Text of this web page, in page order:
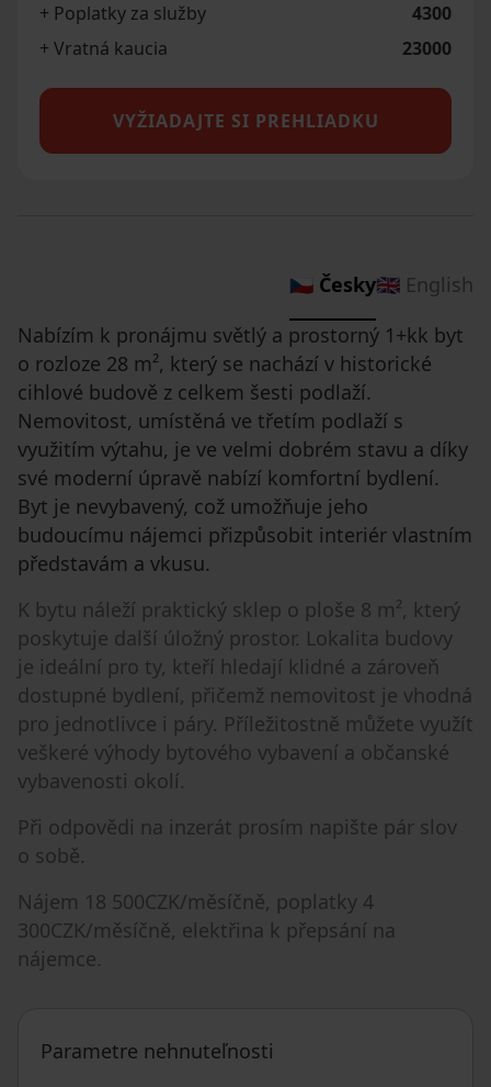
+ Poplatky za služby
4300
+ Vratná kaucia
23000
VYŽIADAJTE SI PREHLIADKU
🇨🇿 Česky🇬🇧 English
Nabízím k pronájmu světlý a prostorný 1+kk byt
o rozloze 28 m², který se nachází v historické
cihlové budově z celkem šesti podlaží.
Nemovitost, umístěná ve třetím podlaží s
využitím výtahu, je ve velmi dobrém stavu a díky
své moderní úpravě nabízí komfortní bydlení.
Byt je nevybavený, což umožňuje jeho
budoucímu nájemci přizpůsobit interiér vlastním
představám a vkusu.
K bytu náleží praktický sklep o ploše 8 m², který
poskytuje další úložný prostor. Lokalita budovy
je ideální pro ty, kteří hledají klidné a zároveň
dostupné bydlení, přičemž nemovitost je vhodná
pro jednotlivce i páry. Příležitostně můžete využít
veškeré výhody bytového vybavení a občanské
vybavenosti okolí.
Při odpovědi na inzerát prosím napište pár slov
o sobě.
Nájem 18 500CZK/měsíčně, poplatky 4
300CZK/měsíčně, elektřina k přepsání na
nájemce.
Parametre nehnuteľnosti